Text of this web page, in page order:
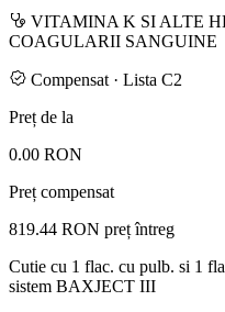
VITAMINA K SI ALTE
COAGULARII SANGUINE
Compensat · Lista C2
Preț de la
0.00 RON
Preț compensat
819.44 RON preț întreg
Cutie cu 1 flac. cu pulb. si 1
sistem BAXJECT III